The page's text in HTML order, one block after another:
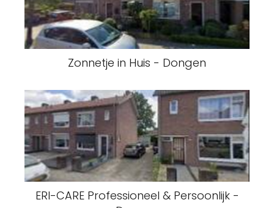
Zonnetje in Huis - Dongen
ERI-CARE Professioneel & Persoonlijk -